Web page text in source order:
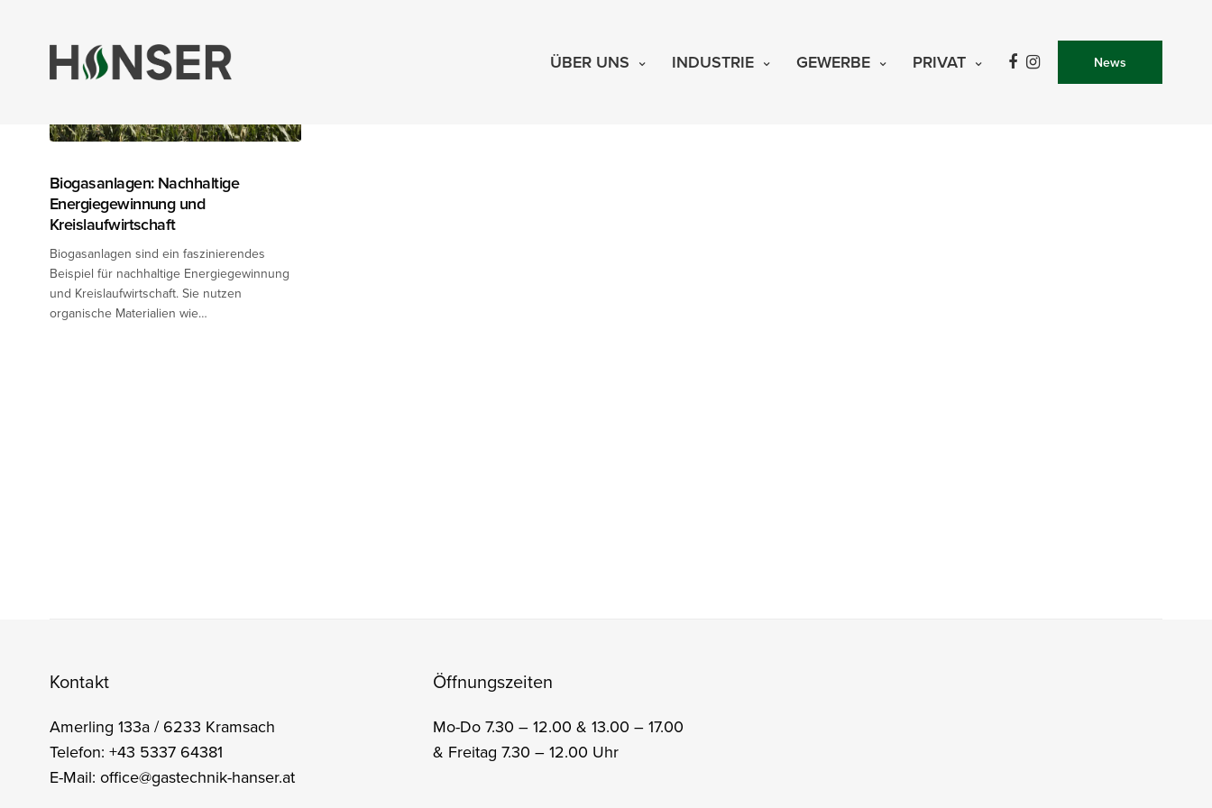
ÜBER UNS INDUSTRIE GEWERBE PRIVAT News
Biogasanlagen: Nachhaltige
Energiegewinnung und
Kreislaufwirtschaft
Biogasanlagen sind ein faszinierendes
Beispiel für nachhaltige Energiegewinnung
und Kreislaufwirtschaft. Sie nutzen
organische Materialien wie…
Kontakt
Amerling 133a / 6233 Kramsach
Telefon: +43 5337 64381
E-Mail: office@gastechnik-hanser.at
Öffnungszeiten
Mo-Do 7.30 – 12.00 & 13.00 – 17.00
& Freitag 7.30 – 12.00 Uhr